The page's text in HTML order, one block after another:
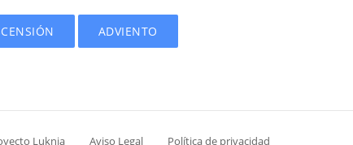
ADVIENTO
Luknia Aviso Legal Política de privacidad